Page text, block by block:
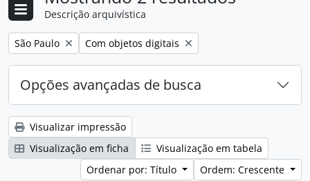
Descrição arquivística
Remover filtro:
São Paulo Remover filtro:
Com objetos digitais
Opções avançadas de busca
Visualizar impressão
Visualização em ficha
Visualização em tabela
Ordenar por: Título
Ordem: Crescente